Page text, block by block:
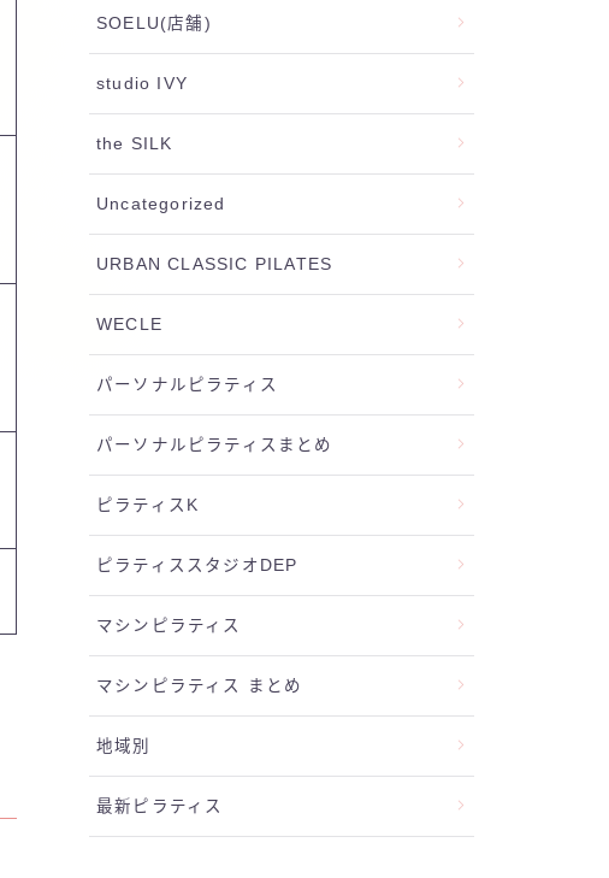
SOELU(店舗)
studio IVY
the SILK
Uncategorized
URBAN CLASSIC PILATES
WECLE
パーソナルピラティス
パーソナルピラティスまとめ
ピラティスK
ピラティススタジオDEP
マシンピラティス
マシンピラティス まとめ
地域別
最新ピラティス